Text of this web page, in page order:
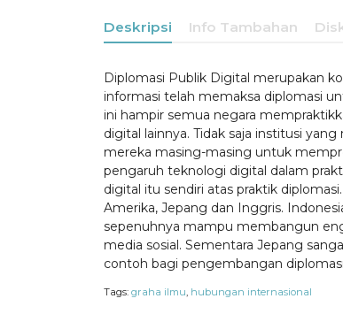
Deskripsi Info Tambahan
Diplomasi Publik Digital merupakan
informasi telah memaksa diplomasi
ini hampir semua negara
digital lainnya. Tidak saja institusi
mereka masing-masing untuk
pengaruh teknologi digital dalam
digital itu sendiri atas praktik
Amerika, Jepang dan Inggris.
sepenuhnya mampu membangun
media sosial. Sementara Jepang
contoh bagi pengembangan
Tags: graha ilmu hubungan internasional